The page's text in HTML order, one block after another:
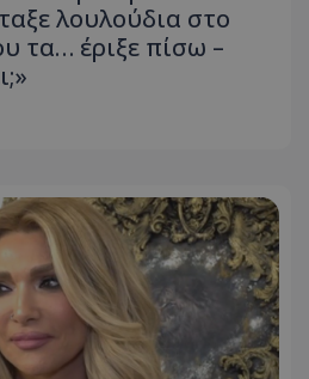
λουλούδια στο
τα… έριξε πίσω –